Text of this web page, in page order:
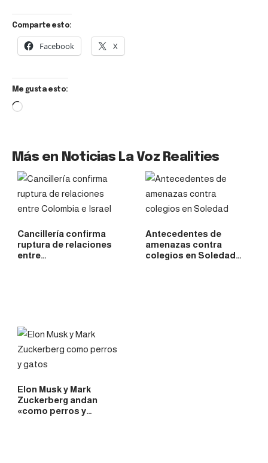
Comparte esto:
Facebook X
Me gusta esto:
Más en Noticias La Voz Realities
Cancillería confirma
ruptura de relaciones
entre…
Antecedentes de
amenazas contra
colegios en Soledad…
Elon Musk y Mark
Zuckerberg andan
«como perros y…